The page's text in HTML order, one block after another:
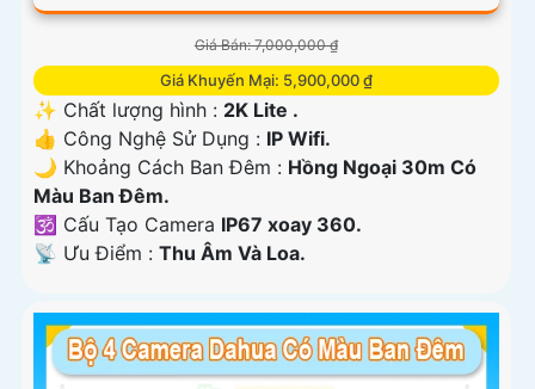
Giá Bán: 7,000,000 ₫
Giá Khuyến Mại: 5,900,000 ₫
✨ Chất lượng hình : 2K Lite .
👍 Công Nghệ Sử Dụng : IP Wifi.
🌙 Khoảng Cách Ban Đêm : Hồng Ngoại 30m Có
Màu Ban Ðêm.
🕉️ Cấu Tạo Camera IP67 xoay 360.
️📡 Ưu Điểm : Thu Âm Và Loa.